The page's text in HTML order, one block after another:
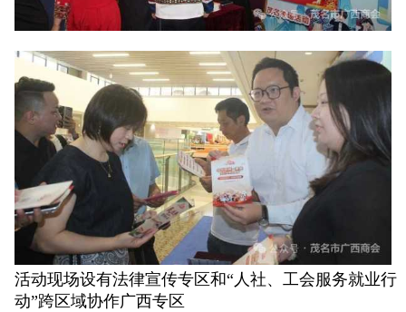
活动现场设有法律宣传专区和“人社、工会服务就业行
动”跨区域协作广西专区